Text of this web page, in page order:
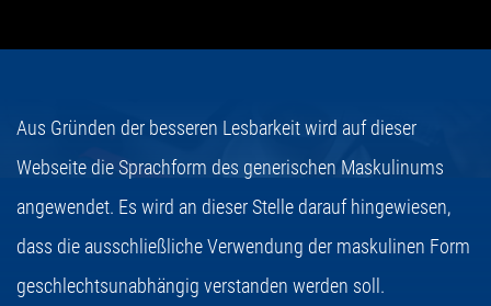
Aus Gründen der besseren Lesbarkeit wird auf dieser
Webseite die Sprachform des generischen Maskulinums
angewendet. Es wird an dieser Stelle darauf hingewiesen,
dass die ausschließliche Verwendung der maskulinen Form
geschlechtsunabhängig verstanden werden soll.